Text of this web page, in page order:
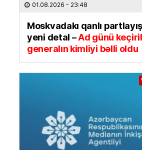
01.08.2026 - 23:48
Moskvadakı qanlı
yeni detal –Ad günü
generalın kimliyi bəlli oldu